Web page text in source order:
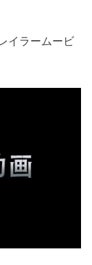
イラームービ